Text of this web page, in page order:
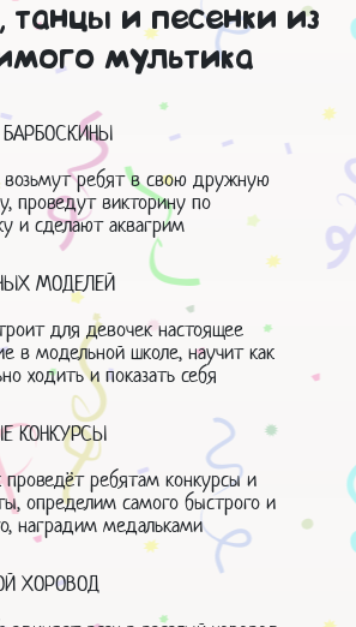
танцы и песенки из
мультика
ребят в свою дружную
проведут викторину по
и сделают аквагрим
МОДЕЛЕЙ
для девочек настоящее
в модельной школе, научит как
ходить и показать себя
КОНКУРСЫ
ребятам конкурсы и
определим самого быстрого и
наградим медальками
ХОРОВОД